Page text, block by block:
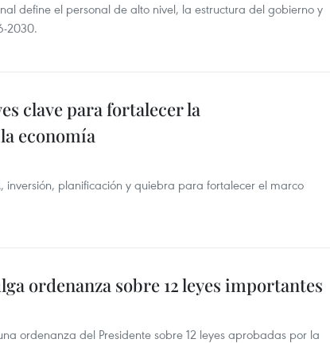
define el personal de alto nivel, la estructura del gobierno y
2030.
clave para fortalecer la
economía
inversión, planificación y quiebra para fortalecer el marco
ordenanza sobre 12 leyes importantes
ordenanza del Presidente sobre 12 leyes aprobadas por la